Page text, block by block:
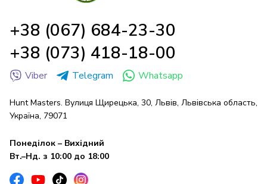
+38 (067) 684-23-30
+38 (073) 418-18-00
Viber Telegram Whatsapp
Hunt Masters. Вулиця Щирецька, 30, Львів, Львівська область,
Україна, 79071
Понеділок – Вихідний
Вт.–Нд. з 10:00 до 18:00